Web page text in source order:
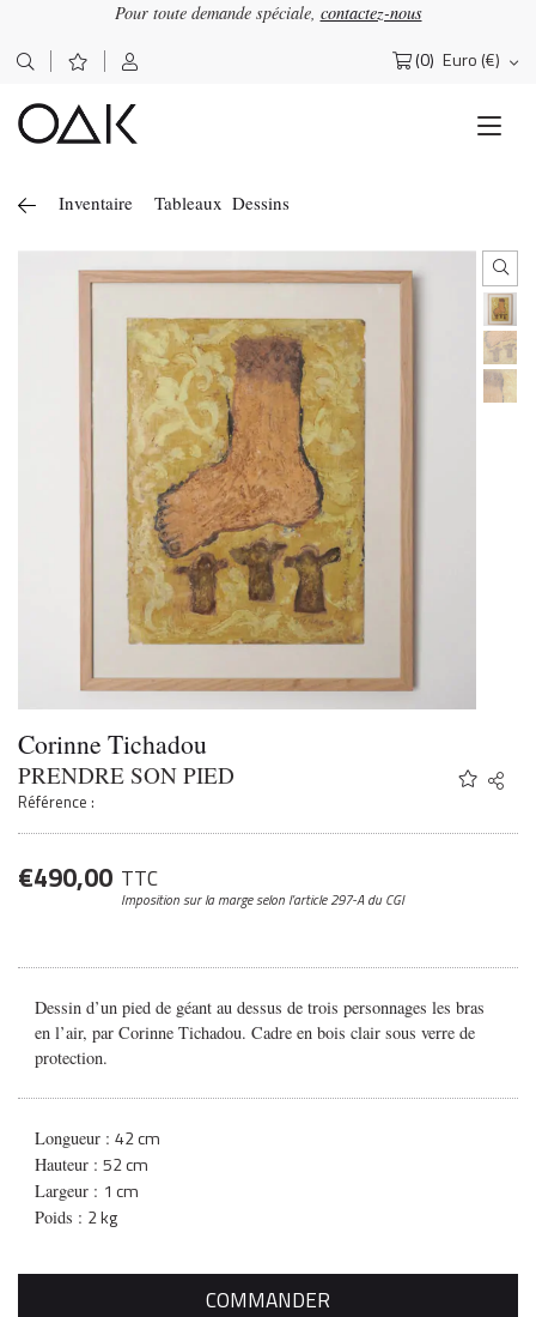
Pour toute demande spéciale, contactez-nous
(0) Euro (€)
Rechercher :
Inventaire Tableaux Dessins
Corinne Tichadou
PRENDRE SON PIED
Référence :
Share
Twitter
€490,00 TTC
Imposition sur la margeselon l’article 297-A du CGI
Dessin d’un pied de géant au dessus de trois personnages les bras
en l’air, par Corinne Tichadou. Cadre en bois clair sous verre de
protection.
Longueur :42 cm
Hauteur :52 cm
Largeur : 1 cm
Poids : 2 kg
COMMANDER
Lettre d'information OΔK
J'accepte de recevoir la newsletter OAK